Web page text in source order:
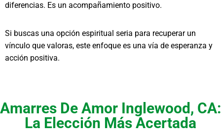
diferencias. Es un acompañamiento positivo.
Si buscas una opción espiritual seria para recuperar un
vínculo que valoras, este enfoque es una vía de esperanza y
acción positiva.
Amarres De Amor Inglewood, CA:
La Elección Más Acertada